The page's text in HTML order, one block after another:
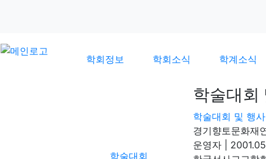
학회정보 학회소식 학계소식
학술대회
학술대회
학술대회 및 행사
경기향토문화재
운영자